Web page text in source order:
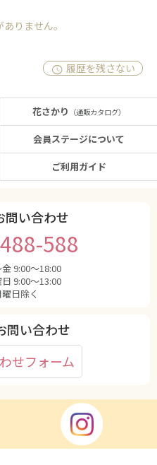
りません。
履歴を残さない
花さかり （通販カタログ）
会員ステージについて
ご利用ガイド
問い合わせ
588
9:00〜18:00
9:00〜13:00
日除く
問い合わせ
せフォーム